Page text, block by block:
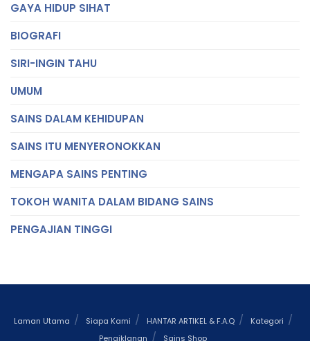
GAYA HIDUP SIHAT
BIOGRAFI
SIRI-INGIN TAHU
UMUM
SAINS DALAM KEHIDUPAN
SAINS ITU MENYERONOKKAN
MENGAPA SAINS PENTING
TOKOH WANITA DALAM BIDANG SAINS
PENGAJIAN TINGGI
Laman Utama Siapa Kami HANTAR ARTIKEL & F.A.Q
Kategori
Pengiklanan
Sains Shop